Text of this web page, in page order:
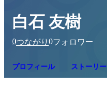
白石 友樹
0つながり 0フォロワー
プロフィール ストーリー